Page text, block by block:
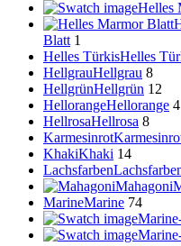
Helles
Blatt 1
Helles TürkisHelles
HellgrauHellgrau 8
HellgrünHellgrün 12
HellorangeHellorange 4
HellrosaHellrosa 8
Karmesinrot
KhakiKhaki 14
Lachsfarben
Mahagoni
MarineMarine 74